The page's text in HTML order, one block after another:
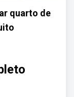
quarto de